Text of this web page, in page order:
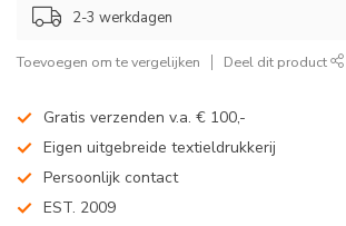
2-3 werkdagen
Toevoegen om te vergelijken Deel dit product
Gratis verzenden v.a. € 100,-
Eigen uitgebreide textieldrukkerij
Persoonlijk contact
EST. 2009